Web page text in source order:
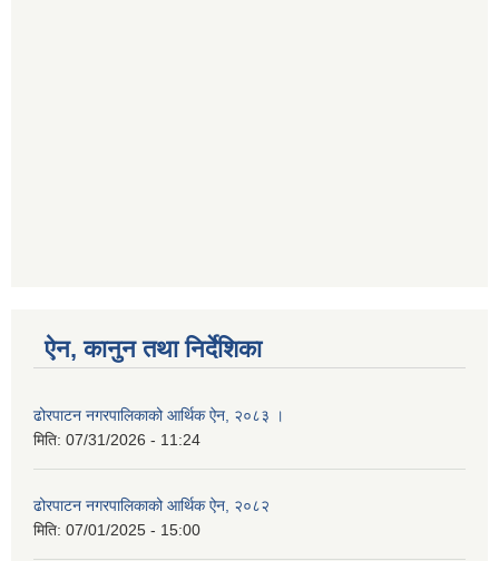
ऐन, कानुन तथा निर्देशिका
ढोरपाटन नगरपालिकाको आर्थिक ऐन, २०८३ ।
मिति: 07/31/2026 - 11:24
ढोरपाटन नगरपालिकाको आर्थिक ऐन, २०८२
मिति: 07/01/2025 - 15:00